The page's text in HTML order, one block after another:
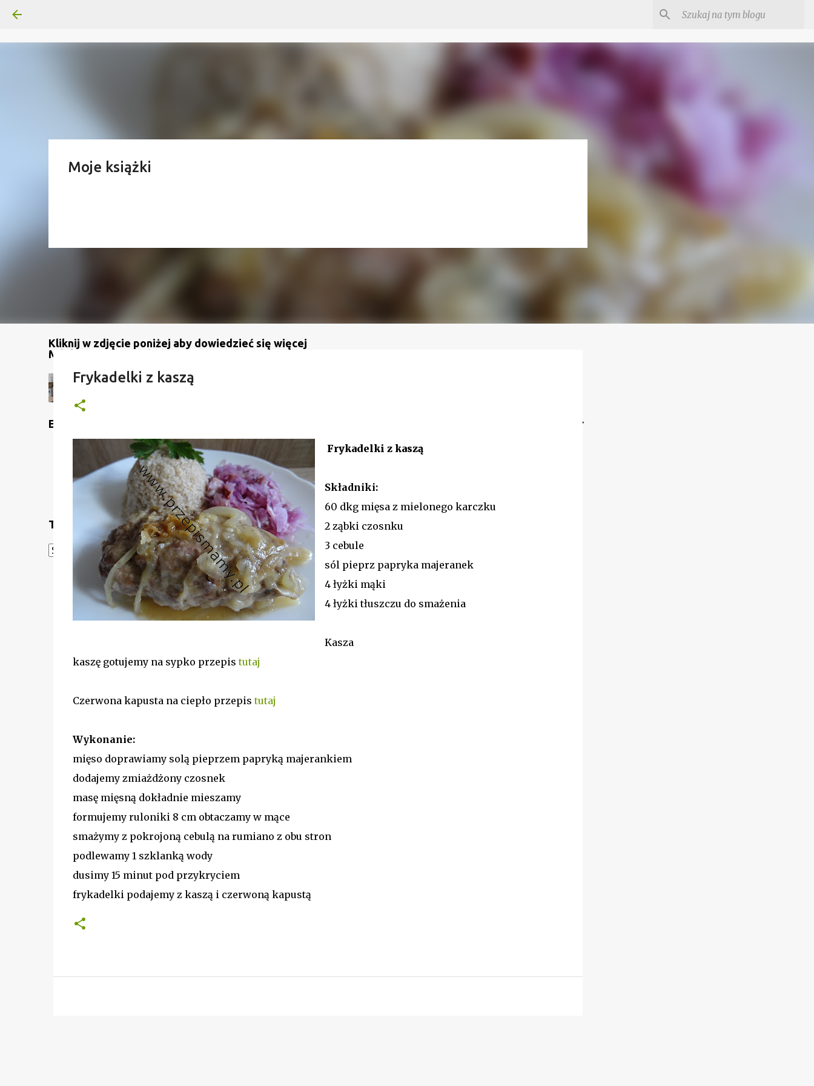
Kliknij w zdjęcie poniżej aby dowiedzieć się więcej
Moje książki
Mój kanał na YouTube
Etykiety
Translate
Powered by Translate
Frykadelki z kaszą
Frykadelki z kaszą
Składniki:
60 dkg mięsa z mielonego karczku
2 ząbki czosnku
3 cebule
sól pieprz papryka majeranek
4 łyżki mąki
4 łyżki tłuszczu do smażenia
Kasza
kaszę gotujemy na sypko przepistutaj
Czerwona kapusta na ciepło przepistutaj
Wykonanie:
mięso doprawiamy solą pieprzem papryką majerankiem
dodajemy zmiażdżony czosnek
masę mięsną dokładnie mieszamy
formujemy ruloniki 8 cm obtaczamy w mące
smażymy z pokrojoną cebulą na rumiano z obu stron
podlewamy 1 szklanką wody
dusimy 15 minut pod przykryciem
frykadelki podajemy z kaszą i czerwoną kapustą